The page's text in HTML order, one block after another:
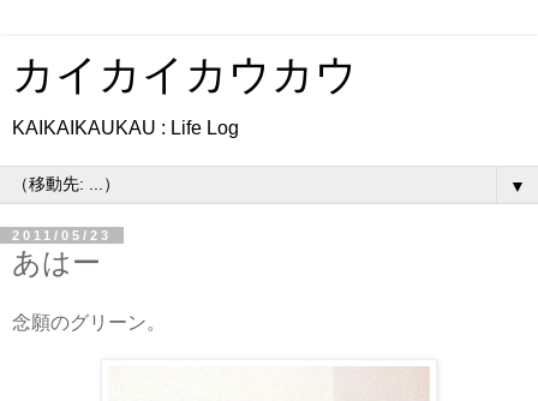
カイカイカウカウ
KAIKAIKAUKAU : Life Log
▼
2011/05/23
あはー
念願のグリーン。